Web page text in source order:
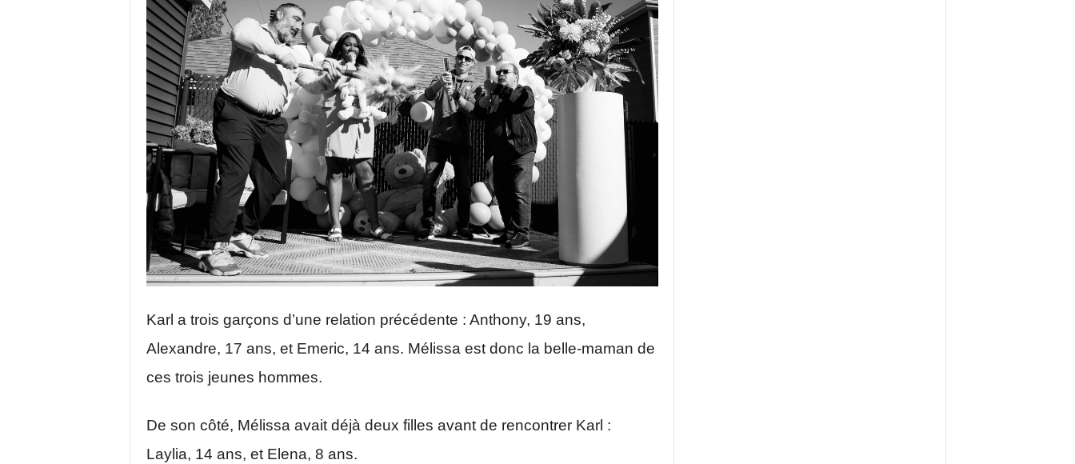
Karl a trois garçons d’une relation précédente : Anthony, 19 ans,
Alexandre, 17 ans, et Emeric, 14 ans. Mélissa est donc la belle-maman de
ces trois jeunes hommes.
De son côté, Mélissa avait déjà deux filles avant de rencontrer Karl :
Laylia, 14 ans, et Elena, 8 ans.